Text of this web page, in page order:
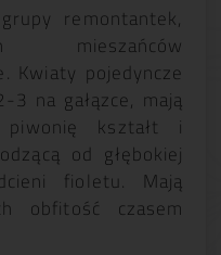
remontantek,
mieszańców
Kwiaty pojedyncze
na gałązce, mają
piwonię kształt i
od głębokiej
fioletu. Mają
obfitość czasem